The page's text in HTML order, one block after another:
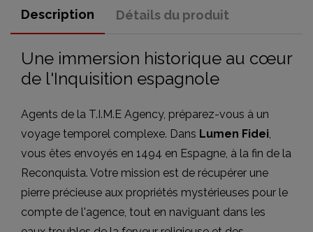
Description Détails du produit
Une immersion historique au cœur
de l'Inquisition espagnole
Agents de la T.I.M.E Agency, préparez-vous à un
voyage temporel complexe. Dans Lumen Fidei,
vous êtes envoyés en 1494 en Espagne, à la fin de la
Reconquista. Votre mission est de récupérer une
pierre précieuse aux propriétés mystérieuses pour le
compte de l'agence, tout en naviguant dans les